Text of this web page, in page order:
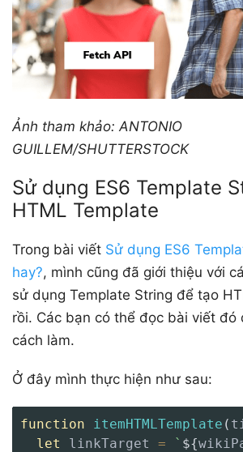
Ảnh tham khảo: ANTONIO
GUILLEM/SHUTTERSTOCK
Sử dụng ES6 Template
HTML Template
Trong bài viết Sử dụng ES6
hay?, mình cũng đã giới thiệu với
sử dụng Template String để tạo
rồi. Các bạn có thể đọc bài viết đó
cách làm.
Ở đây mình thực hiện như sau:
function itemHTMLTemplate (
let
linkTarget = ` ${